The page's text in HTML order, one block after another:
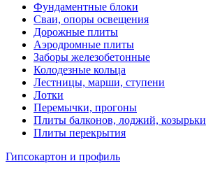
Фундаментные блоки
Сваи, опоры освещения
Дорожные плиты
Аэродромные плиты
Заборы железобетонные
Колодезные кольца
Лестницы, марши, ступени
Лотки
Перемычки, прогоны
Плиты балконов, лоджий, козырьки
Плиты перекрытия
Гипсокартон и профиль